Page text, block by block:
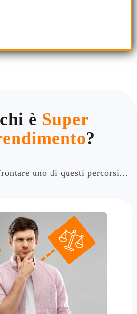
è Super
?
uno di questi percorsi...